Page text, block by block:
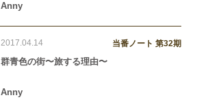
Anny
2017.04.14 当番ノート 第32期
群青色の街〜旅する理由〜
Anny